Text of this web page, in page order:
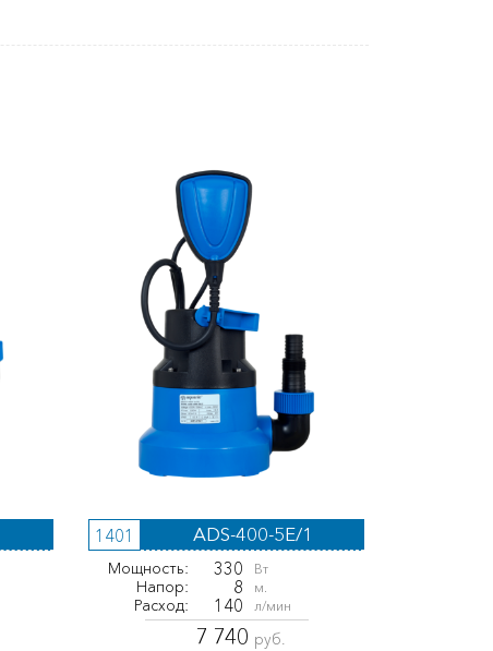
1401 ADS-400-5E/1
Мощность: 330 Вт
Напор: 8 м.
Расход: 140 л/мин
7 740 руб.